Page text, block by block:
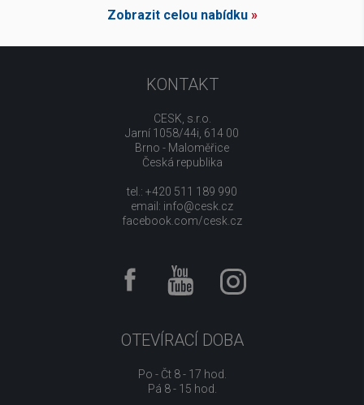
Zobrazit celou nabídku»
KONTAKT
CESK, s.r.o.
Jarní 1058/44i, 614 00
Brno - Maloměřice
Česká republika
tel.: +420 511 189 990
email: info@cesk.cz
facebook.com/cesk.cz
OTEVÍRACÍ DOBA
Po - Čt 8 - 17 hod.
Pá 8 - 15 hod.